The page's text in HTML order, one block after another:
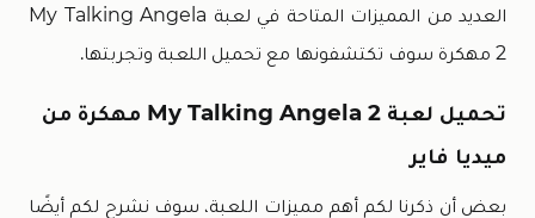
العديد من المميزات المتاحة في لعبة My Talking Angela
2 مهكرة سوف تكتشفونها مع تحميل اللعبة وتجربتها.
تحميل لعبة My Talking Angela 2 مهكرة من
ميديا فاير
بعض أن ذكرنا لكم أهم مميزات اللعبة، سوف نشرح لكم أيضًا